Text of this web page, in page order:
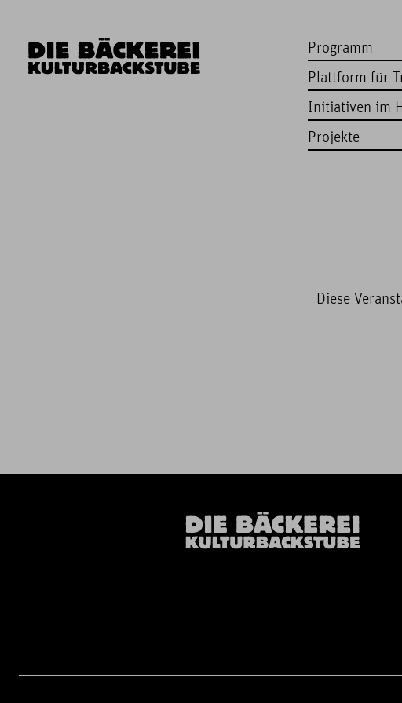
Programm
Plattform für
Initiativen im
Projekte
Diese